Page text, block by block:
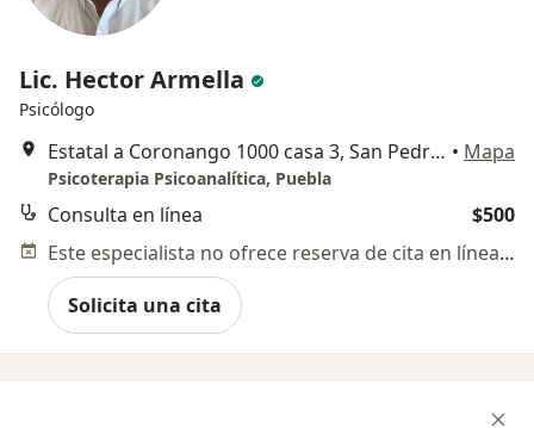
Lic. Hector Armella
Psicólogo
Estatal a Coronango 1000 casa 3, San Pedro Cholula • Mapa
Psicoterapia Psicoanalítica, Puebla
Consulta en línea
$500
Este especialista no ofrece reserva de cita en línea en esta dirección.
Solicita una cita